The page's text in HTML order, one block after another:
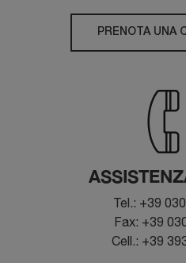
PRENOTA UNA
Tel.: +39
Fax: +39
Cell.: +39